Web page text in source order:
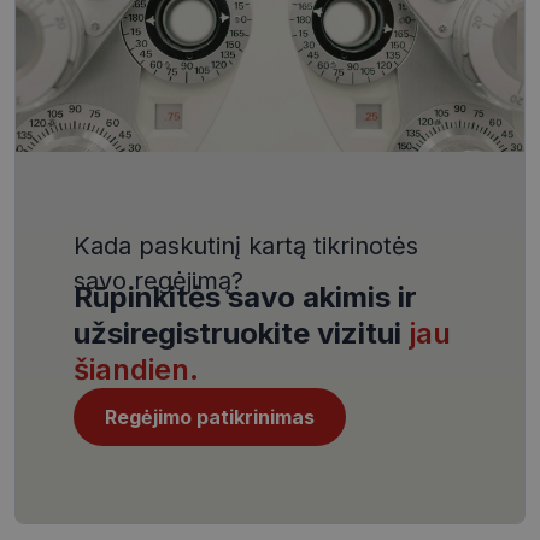
Kada paskutinį kartą tikrinotės
savo regėjimą?
Rūpinkitės savo akimis ir
užsiregistruokite vizitui jau
šiandien.
Regėjimo patikrinimas
VISITOR_PRIVACY_METADATA
YouTube
5 mėnesiai
4 savaitės
CookieScriptConsent
www.visionexpress.lt